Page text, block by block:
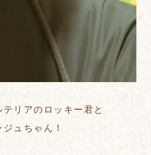
リアのロッキー君と
ュちゃん！